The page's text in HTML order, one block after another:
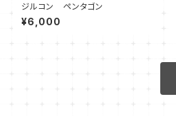
ジルコン ペンタゴン
¥6,000